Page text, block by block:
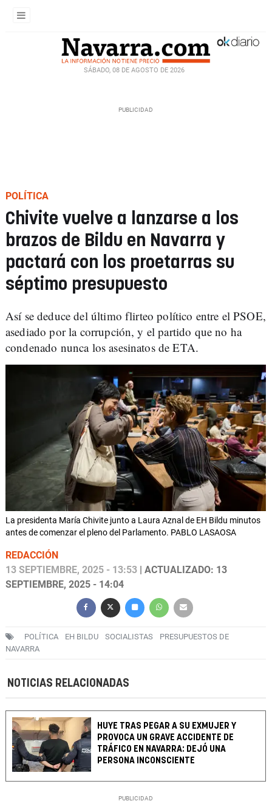
SÁBADO, 08 DE AGOSTO DE 2026
POLÍTICA
Chivite vuelve a lanzarse a los
brazos de Bildu en Navarra y
pactará con los proetarras su
séptimo presupuesto
Así se deduce del último flirteo político entre el PSOE,
asediado por la corrupción, y el partido que no ha
condenado nunca los asesinatos de ETA.
La presidenta María Chivite junto a Laura Aznal de EH Bildu minutos
antes de comenzar el pleno del Parlamento. PABLO LASAOSA
REDACCIÓN
13 SEPTIEMBRE, 2025 - 13:53 | ACTUALIZADO: 13
SEPTIEMBRE, 2025 - 14:04
POLÍTICA EH BILDU SOCIALISTAS
PRESUPUESTOS DE
NAVARRA
NOTICIAS RELACIONADAS
HUYE TRAS PEGAR A SU EXMUJER Y
PROVOCA UN GRAVE ACCIDENTE DE
TRÁFICO EN NAVARRA: DEJÓ UNA
PERSONA INCONSCIENTE